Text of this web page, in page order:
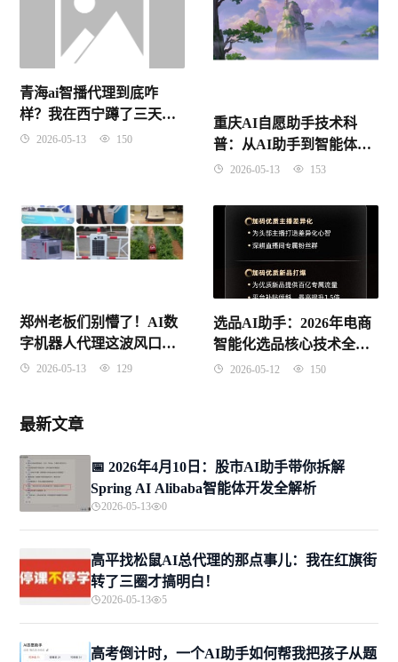
青海ai智播代理到底咋
样？我在西宁蹲了三天，
把实话全撂这儿了
2026-05-13 150
重庆AI自愿助手技术科
普：从AI助手到智能体的
范式革命（2026年4月）
2026-05-13 153
郑州老板们别懵了！AI数
字机器人代理这波风口，
咱河南人到底咋抓住？
2026-05-13 129
选品AI助手：2026年电商
智能化选品核心技术全解
析
2026-05-12 150
最新文章
📅 2026年4月10日：股市AI助手带你拆解
Spring AI Alibaba智能体开发全解析
2026-05-13 0
高平找松鼠AI总代理的那点事儿：我在红旗街
转了三圈才搞明白！
2026-05-13 5
高考倒计时，一个AI助手如何帮我把孩子从题